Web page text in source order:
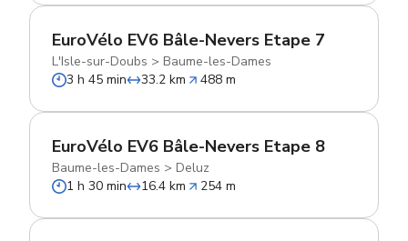
EuroVélo EV6 Bâle-Nevers Etape 7
L'Isle-sur-Doubs > Baume-les-Dames
3 h 45 min
33.2 km 488 m
EuroVélo EV6 Bâle-Nevers Etape 8
Baume-les-Dames > Deluz
1 h 30 min
16.4 km 254 m